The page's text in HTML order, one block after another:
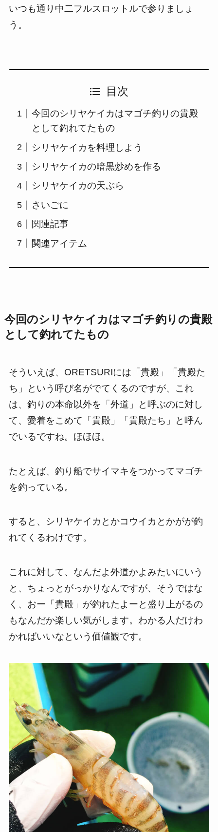
いつも通り中二フルスロットルで参りましょ
う。
目次
今回のシリヤケイカはマゴチ釣りの貴殿
として釣れてたもの
シリヤケイカを料理しよう
シリヤケイカの暗黒炒めを作る
シリヤケイカの天ぷら
さいごに
関連記事
関連アイテム
今回のシリヤケイカはマゴチ釣りの貴殿
として釣れてたもの
そういえば、ORETSURIには「貴殿」「貴殿た
ち」という呼び名がでてくるのですが、これ
は、釣りの本命以外を「外道」と呼ぶのに対し
て、愛着をこめて「貴殿」「貴殿たち」と呼ん
でいるですね。ほほほ。
たとえば、釣り船でサイマキをつかってマゴチ
を釣っている。
すると、シリヤケイカとかコウイカとかがが釣
れてくるわけです。
これに対して、なんだよ外道かよみたいにいう
と、ちょっとがっかりなんですが、そうではな
く、おー「貴殿」が釣れたよーと盛り上がるの
もなんだか楽しい気がします。わかる人だけわ
かればいいなという価値観です。